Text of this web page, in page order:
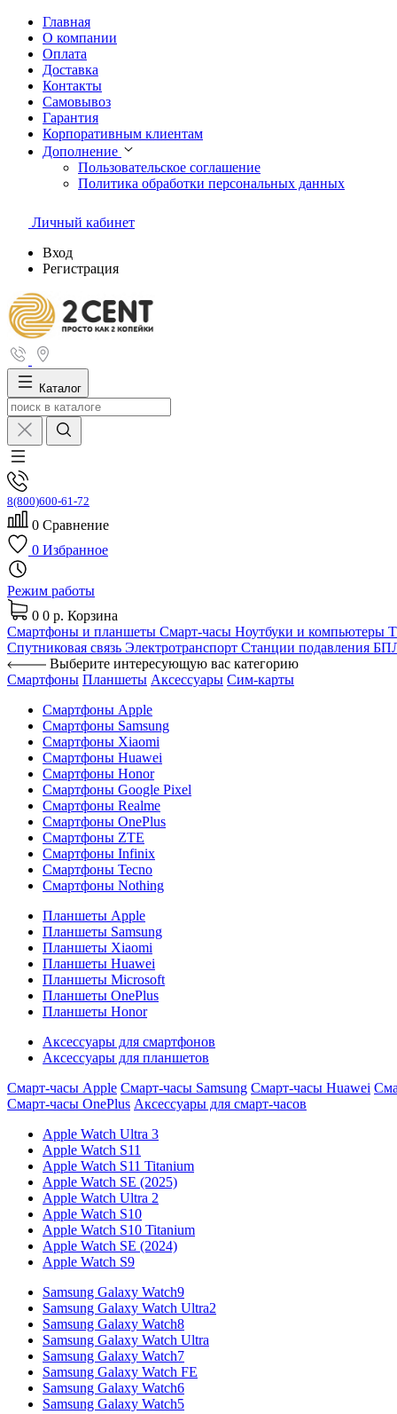
Главная
О компании
Оплата
Доставка
Контакты
Самовывоз
Гарантия
Корпоративным клиентам
Дополнение
Пользовательское соглашение
Политика обработки персональных данных
Личный кабинет
Вход
Регистрация
Каталог
8(800)600-61-72
0 Сравнение
0 Избранное
Режим работы
0 0 р. Корзина
Смартфоны и планшеты Смарт-часы Ноутбуки и компьютеры
Спутниковая связь Электротранспорт Станции подавления
Выберите интересующую вас категорию
Смартфоны Планшеты Аксессуары Сим-карты
Смартфоны Apple
Смартфоны Samsung
Смартфоны Xiaomi
Смартфоны Huawei
Смартфоны Honor
Смартфоны Google Pixel
Смартфоны Realme
Смартфоны OnePlus
Смартфоны ZTE
Смартфоны Infinix
Смартфоны Tecno
Смартфоны Nothing
Планшеты Apple
Планшеты Samsung
Планшеты Xiaomi
Планшеты Huawei
Планшеты Microsoft
Планшеты OnePlus
Планшеты Honor
Аксессуары для смартфонов
Аксессуары для планшетов
Смарт-часы Apple Смарт-часы Samsung Смарт-часы Huawei
Смарт-часы OnePlus Аксессуары для смарт-часов
Apple Watch Ultra 3
Apple Watch S11
Apple Watch S11 Titanium
Apple Watch SE (2025)
Apple Watch Ultra 2
Apple Watch S10
Apple Watch S10 Titanium
Apple Watch SE (2024)
Apple Watch S9
Samsung Galaxy Watch9
Samsung Galaxy Watch Ultra2
Samsung Galaxy Watch8
Samsung Galaxy Watch Ultra
Samsung Galaxy Watch7
Samsung Galaxy Watch FE
Samsung Galaxy Watch6
Samsung Galaxy Watch5